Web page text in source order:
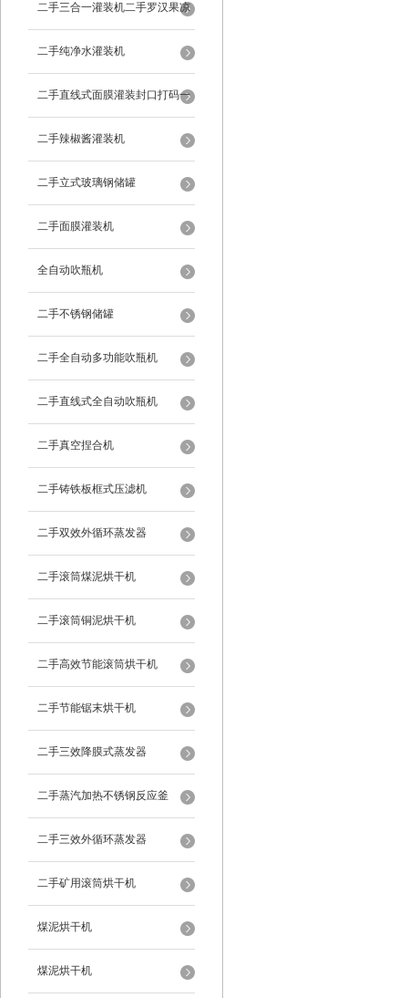
二手三合一灌装机二手罗汉果凉
茶灌装机
二手纯净水灌装机
二手直线式面膜灌装封口打码一
体机
二手辣椒酱灌装机
二手立式玻璃钢储罐
二手面膜灌装机
全自动吹瓶机
二手不锈钢储罐
二手全自动多功能吹瓶机
二手直线式全自动吹瓶机
二手真空捏合机
二手铸铁板框式压滤机
二手双效外循环蒸发器
二手滚筒煤泥烘干机
二手滚筒铜泥烘干机
二手高效节能滚筒烘干机
二手节能锯末烘干机
二手三效降膜式蒸发器
二手蒸汽加热不锈钢反应釜
二手三效外循环蒸发器
二手矿用滚筒烘干机
煤泥烘干机
煤泥烘干机